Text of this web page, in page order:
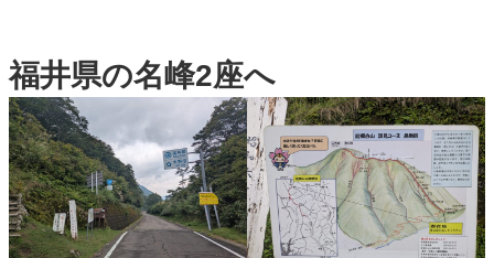
福井県の名峰2座へ